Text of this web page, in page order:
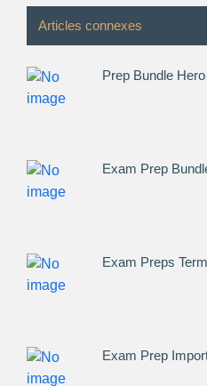
Articles connexes
Prep Bundle
Exam Prep
Exam Preps
Exam Prep